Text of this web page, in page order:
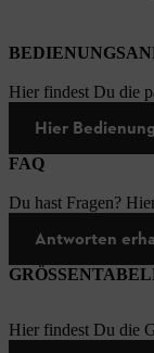
Hier findest Du die
Hier
FAQ
Du hast Fragen?
Antworten
Hier findest Du die